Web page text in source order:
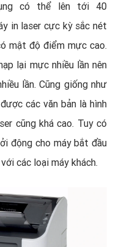
có thể lên tới 40
in laser cực kỳ sắc nét
mật độ điểm mực cao.
lại mực nhiều lần nên
lần. Cũng giống như
các văn bản là hình
cũng khá cao. Tuy có
động cho máy bắt đầu
các loại máy khách.